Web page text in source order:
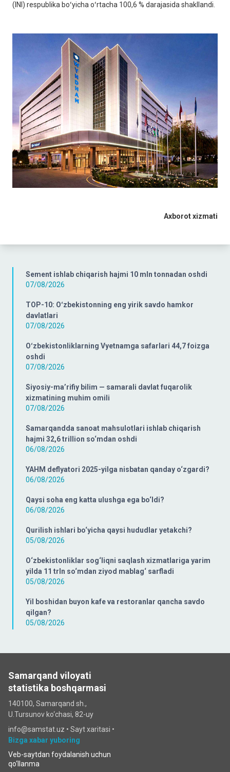
Sement ishlab chiqarish hajmi 10 mln tonnadan oshdi
07/08/2026
TOP-10: Oʻzbekistonning eng yirik savdo hamkor
davlatlari
07/08/2026
Oʻzbekistonliklarning Vyetnamga safarlari 44,7 foizga
oshdi
07/08/2026
Siyosiy-ma’rifiy bilim — samarali davlat fuqarolik
xizmatining muhim omili
07/08/2026
Samarqandda sanoat mahsulotlari ishlab chiqarish
hajmi 32,6 trillion so‘mdan oshdi
06/08/2026
YAHM deflyatori 2025-yilga nisbatan qanday o‘zgardi?
06/08/2026
Qaysi soha eng katta ulushga ega bo‘ldi?
06/08/2026
Qurilish ishlari bo‘yicha qaysi hududlar yetakchi?
05/08/2026
O‘zbekistonliklar sog‘liqni saqlash xizmatlariga yarim
yilda 11 trln so‘mdan ziyod mablag‘ sarfladi
05/08/2026
Yil boshidan buyon kafe va restoranlar qancha savdo
qilgan?
05/08/2026
(INI) respublika boʻyicha oʻrtacha 100,6 % darajasida shakllandi.
Axborot xizmati
Samarqand viloyati
statistika boshqarmasi
140100, Samarqand sh.,
U.Tursunov ko‘chаsi, 82-uy
info@samstat.uz • Sayt xaritasi •
Bizga xabar yuboring
Veb-saytdan foydalanish uchun
qo‘llanma